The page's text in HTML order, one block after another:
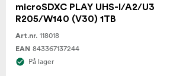
microSDXC PLAY UHS-I/A2/U3
R205/W140 (V30) 1TB
Art.nr. 118018
EAN 843367137244
På lager